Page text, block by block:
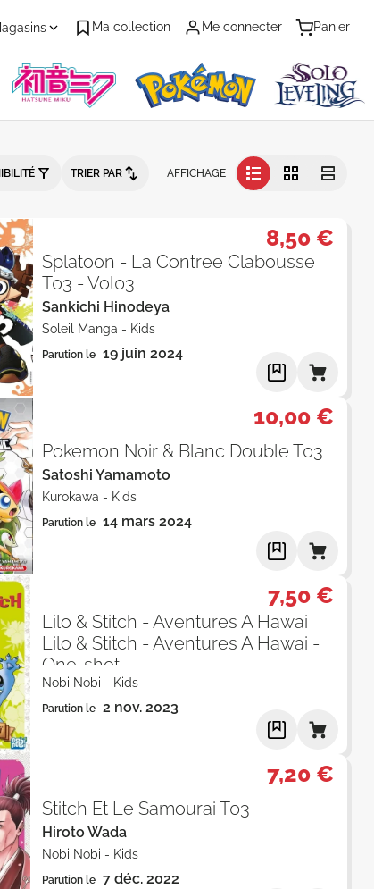
Ma collection Me connecter Panier
- Par Date de parution -
TRIER PAR AFFICHAGE
8,50 €
Splatoon - La Contree Clabousse
T03 - Vol03
Sankichi Hinodeya
Soleil Manga - Kids
Parution le 19 juin 2024
10,00 €
Pokemon Noir & Blanc Double T03
Satoshi Yamamoto
Kurokawa - Kids
Parution le 14 mars 2024
7,50 €
Lilo & Stitch - Aventures A Hawai
Lilo & Stitch - Aventures A Hawai -
One-shot
Nobi Nobi - Kids
Parution le 2 nov. 2023
7,20 €
Stitch Et Le Samourai T03
Hiroto Wada
Nobi Nobi - Kids
Parution le 7 déc. 2022